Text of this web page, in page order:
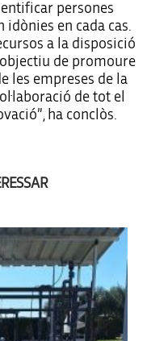
persones
idònies en cada cas.
a la disposició
de promoure
les empreses de la
de tot el
ha conclòs.